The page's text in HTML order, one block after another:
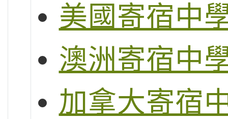
美國寄宿中
澳洲寄宿中
加拿大寄宿